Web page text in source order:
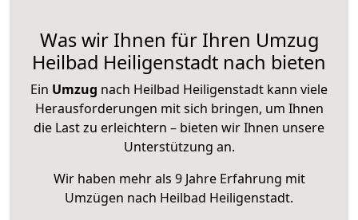
Was wir Ihnen für Ihren Umzug
Heilbad Heiligenstadt nach bieten
Ein Umzug nach Heilbad Heiligenstadt kann viele
Herausforderungen mit sich bringen, um Ihnen
die Last zu erleichtern – bieten wir Ihnen unsere
Unterstützung an.
Wir haben mehr als 9 Jahre Erfahrung mit
Umzügen nach Heilbad Heiligenstadt.